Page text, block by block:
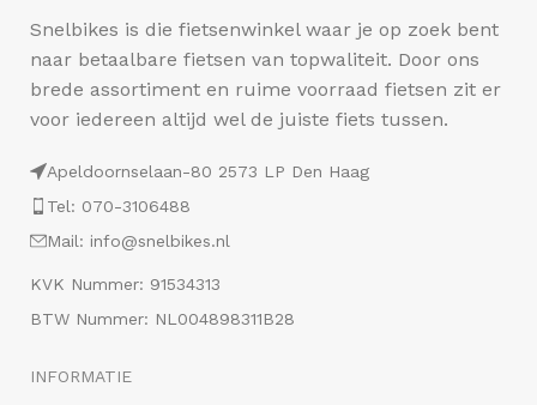
Snelbikes is die fietsenwinkel waar je op zoek bent
naar betaalbare fietsen van topwaliteit. Door ons
brede assortiment en ruime voorraad fietsen zit er
voor iedereen altijd wel de juiste fiets tussen.
Apeldoornselaan-80 2573 LP Den Haag
Tel: 070-3106488
Mail: info@snelbikes.nl
KVK Nummer: 91534313
BTW Nummer: NL004898311B28
INFORMATIE